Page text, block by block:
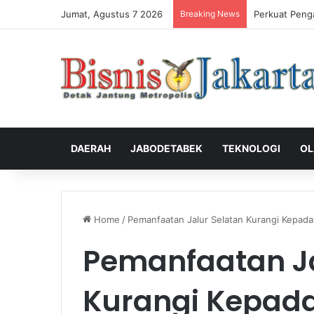
Jumat, Agustus 7 2026 Breaking News Perkuat
DAERAH JABODETABEK TEKNOLOGI
Home / Pemanfaatan Jalur Selatan Kurangi
Pemanfaatan
Kurangi